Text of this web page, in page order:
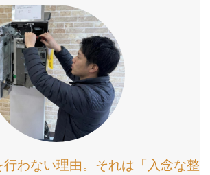
行わない理由。それは「入念な整